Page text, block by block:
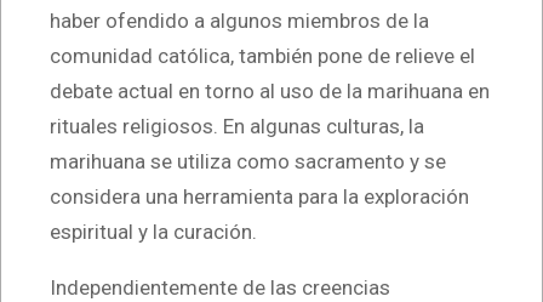
haber ofendido a algunos miembros de la
comunidad católica, también pone de relieve el
debate actual en torno al uso de la marihuana en
rituales religiosos. En algunas culturas, la
marihuana se utiliza como sacramento y se
considera una herramienta para la exploración
espiritual y la curación.
Independientemente de las creencias